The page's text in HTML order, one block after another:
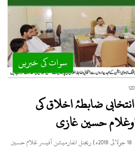
سوات کی خبریں
120
ضابطۂ اخلاق کی
حسین غازی
سوات (زما سوات ڈاٹ کام ، تازہ ترین۔ 18 جولائی 2018ء) ریجنل انفارمیشن آفیسر غلام حسین